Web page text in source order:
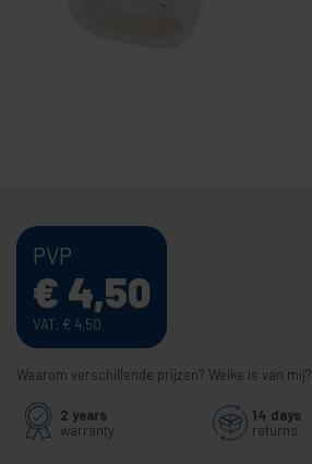
PVP
€ 4,50
VAT: € 4,50
Waarom verschillende prijzen? Welke is van mij?
2 years
warranty
14 days
returns